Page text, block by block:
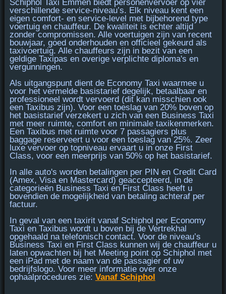
Schiphol Taxi Emmen biedt personenvervoer op vier
verschillende service-niveau’s. Elk niveau kent een
eigen comfort- en service-level met bijbehorend type
voertuig en chauffeur. De kwaliteit is echter altijd
zonder compromissen. Alle voertuigen zijn van recent
bouwjaar, goed onderhouden en officieel gekeurd als
taxivoertuig. Alle chauffeurs zijn in bezit van een
geldige Taxipas en overige verplichte diploma's en
vergunningen.
Als uitgangspunt dient de Economy Taxi waarmee u
voor het vermelde basistarief degelijk, betaalbaar en
professioneel wordt vervoerd (dit kan misschien ook
een Taxibus zijn). Voor een toeslag van 20% boven op
het basistarief verzekert u zich van een Business Taxi
met meer ruimte, comfort en minimale taxikenmerken.
Een Taxibus met ruimte voor 7 passagiers plus
baggage reserveert u voor een toeslag van 25%. Zeer
luxe vervoer op topniveau ervaart u in onze First
Class, voor een meerprijs van 50% op het basistarief.
In alle auto's worden betalingen per PIN en Credit Card
(Amex, Visa en Mastercard) geaccepteerd, in de
categorieën Business Taxi en First Class heeft u
bovendien de mogelijkheid van betaling achteraf per
factuur.
In geval van een taxirit vanaf Schiphol per Economy
Taxi en Taxibus wordt u boven bij de Vertrekhal
opgehaald na telefonisch contact. Voor de niveau’s
Business Taxi en First Class kunnen wij de chauffeur u
laten opwachten bij het Meeting pointop Schiphol met
een iPad met de naam van de passagier of uw
bedrijfslogo. Voor meer informatie over onze
ophaalprocedures zie: Vanaf Schiphol